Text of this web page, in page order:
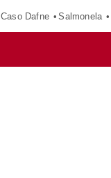
Caso Dafne Salmonela